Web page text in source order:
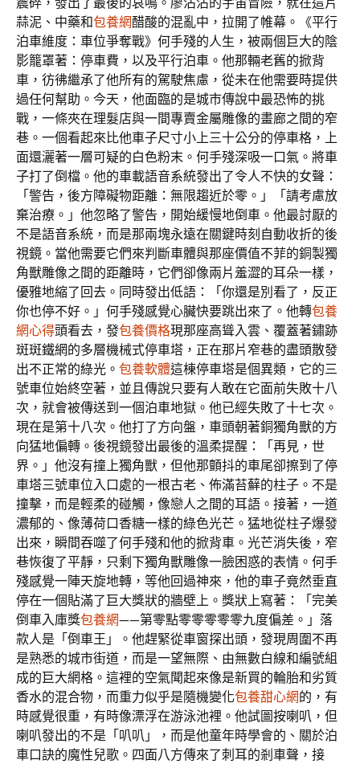
蒜泥、中藥和包養網醋酸的混亂中，拉開了帷幕。《平行
泊車維度：車位爭奪戰》何手殘的人生，被兩個巨大的陰
影籠罩著：停車費，以及平行泊車。他那輛老舊的掀背
車，彷彿繼承了他所有的駕駛焦慮，從未在他需要時提供
過任何幫助。今天，他面臨的是城市傳說中最恐怖的挑
戰，一條夾在理髮店與一間專賣金屬雕像的畫廊之間的窄
巷。一個看起來比他車子尺寸小上三十公分的停車格，上
面還灑著一層可疑的白色粉末。何手殘深吸一口氣。將車
子打了倒檔。他的車載語音系統發出了令人不快的女聲：
「警告，後方障礙物距離：無限趨近於零。」「請考慮放
棄治療。」他忽略了警告，開始緩慢地倒車。他最討厭的
不是語音系統，而是那兩塊永遠在關鍵時刻自動收折的後
視鏡。當他需要它們來判斷車體與那座價值不菲的銅製獨
角獸雕像之間的距離時，它們卻像兩片羞澀的耳朵一樣，
優雅地縮了回去。同時發出低語：「你還是別看了，反正
你也停不好。」何手殘感覺心臟快要跳出來了。他轉包養
網心得頭看去，發包養價格現那座高聳入雲、覆蓋著鏽跡
斑斑鐵網的多層機械式停車塔，正在那片窄巷的盡頭散發
出不正常的綠光。 包養軟體這棟停車塔是個異類，它的三
號車位始終空著，並且傳說只要有人敢在它面前失敗十八
次，就會被傳送到一個泊車地獄。他已經失敗了十七次。
現在是第十八次。他打了方向盤，車頭朝著銅獨角獸的方
向猛地偏轉。後視鏡發出最後的溫柔提醒：「再見，世
界。」他沒有撞上獨角獸，但他那顫抖的車尾卻擦到了停
車塔三號車位入口處的一根古老、佈滿苔蘚的柱子。不是
撞擊，而是輕柔的碰觸，像戀人之間的耳語。接著，一道
濃郁的、像薄荷口香糖一樣的綠色光芒。猛地從柱子爆發
出來，瞬間吞噬了何手殘和他的掀背車。光芒消失後，窄
巷恢復了平靜，只剩下獨角獸雕像一臉困惑的表情。何手
殘感覺一陣天旋地轉，等他回過神來，他的車子竟然垂直
停在一個貼滿了巨大獎狀的牆壁上。獎狀上寫著：「完美
倒車入庫獎包養網——第零點零零零零零九度偏差。」落
款人是「倒車王」。他趕緊從車窗探出頭，發現周圍不再
是熟悉的城市街道，而是一望無際、由無數白線和編號組
成的巨大網格。這裡的空氣聞起來像是新買的輪胎和劣質
香水的混合物，而重力似乎是隨機變化包養甜心網的，有
時感覺很重，有時像漂浮在游泳池裡。他試圖按喇叭，但
喇叭發出的不是「叭叭」，而是他童年時學會的、關於泊
車口訣的魔性兒歌。四面八方傳來了刺耳的剎車聲，接